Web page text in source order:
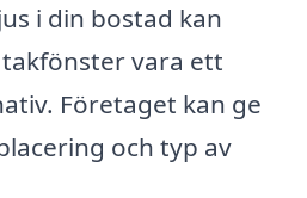
i din bostad kan
vara ett
Företaget kan ge
och typ av